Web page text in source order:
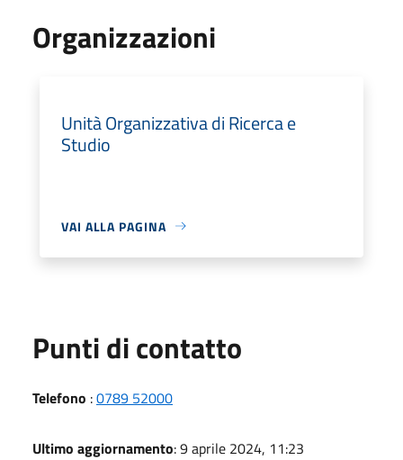
Organizzazioni
Unità Organizzativa di Ricerca e
Studio
VAI ALLA PAGINA
Punti di contatto
Telefono :0789 52000
Ultimo aggiornamento: 9 aprile 2024, 11:23